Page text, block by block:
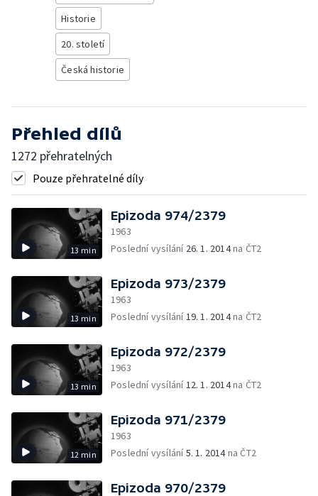
Historie
20. století
Česká historie
Přehled dílů
1272 přehratelných
Pouze přehratelné díly
13 min
Epizoda 974/2379
1963
Poslední vysílání 26. 1. 2014na ČT2
13 min
Epizoda 973/2379
1963
Poslední vysílání19. 1. 2014na ČT2
13 min
Epizoda 972/2379
1963
Poslední vysílání12. 1. 2014na ČT2
12 min
Epizoda 971/2379
1963
Poslední vysílání5. 1. 2014na ČT2
Epizoda 970/2379